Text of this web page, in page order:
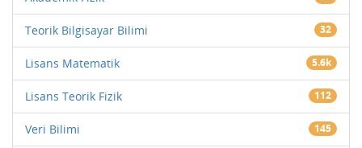
Teorik Bilgisayar Bilimi 32
Lisans Matematik 5.6k
Lisans Teorik Fizik 112
Veri Bilimi 145